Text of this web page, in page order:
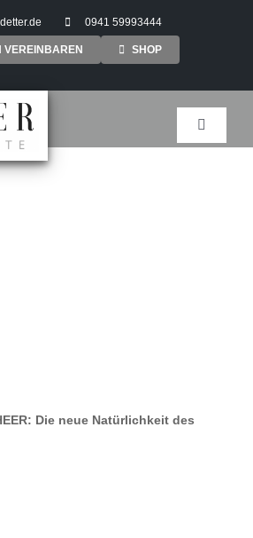
0941 59993444
VEREINBAREN SHOP
Toggle
Die neue Natürlichkeit des